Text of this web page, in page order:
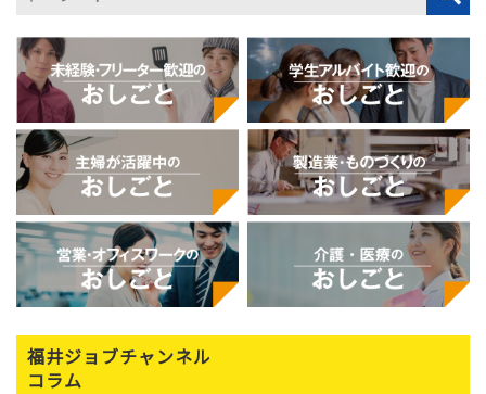
福井ジョブチャンネル
コラム